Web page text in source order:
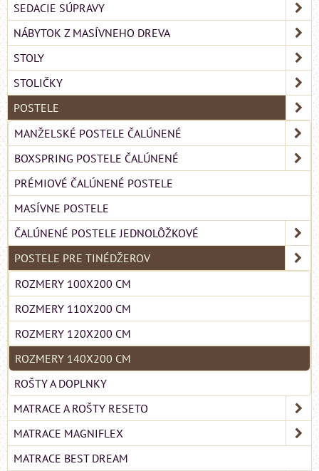
SEDACIE SÚPRAVY
NÁBYTOK Z MASÍVNEHO DREVA
STOLY
STOLIČKY
POSTELE
MANŽELSKÉ POSTELE ČALÚNENÉ
BOXSPRING POSTELE ČALÚNENÉ
PRÉMIOVÉ ČALÚNENÉ POSTELE
MASÍVNE POSTELE
ČALÚNENÉ POSTELE JEDNOLÔŽKOVÉ
POSTELE PRE TINÉDŽEROV
ROZMERY 100X200 CM
ROZMERY 110X200 CM
ROZMERY 120X200 CM
ROZMERY 140X200 CM
ROŠTY A DOPLNKY
MATRACE A ROŠTY RESETO
MATRACE MAGNIFLEX
MATRACE BEST DREAM